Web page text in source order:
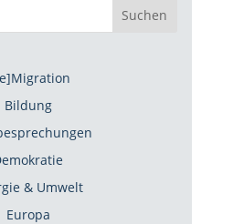
Suchen
Bildung
& Umwelt
Europa